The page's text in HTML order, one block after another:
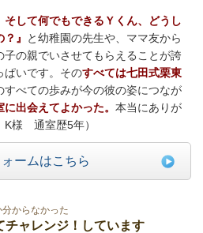
して何でもできるＹくん、どうし
』
と幼稚園の先生や、ママ友から
子の親でいさせてもらえることが誇
いです。 そのすべては七田式栗東
すべての歩みが今の彼の姿につなが
出会えてよかった。 本当にありが
K様 通室歴5年）
ームはこちら
からなかった
チャレンジ！しています